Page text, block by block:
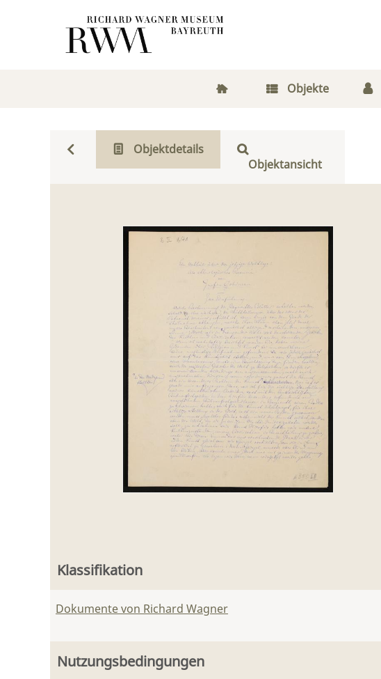
Objekte
Objektdetails
Objektansicht
Klassifikation
Dokumente von Richard Wagner
Nutzungsbedingungen